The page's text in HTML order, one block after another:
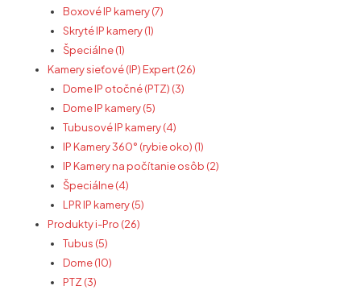
Boxové IP kamery (7)
Skryté IP kamery (1)
Špeciálne (1)
Kamery sieťové (IP) Expert (26)
Dome IP otočné (PTZ) (3)
Dome IP kamery (5)
Tubusové IP kamery (4)
IP Kamery 360° (rybie oko) (1)
IP Kamery na počítanie osôb (2)
Špeciálne (4)
LPR IP kamery (5)
Produkty i-Pro (26)
Tubus (5)
Dome (10)
PTZ (3)